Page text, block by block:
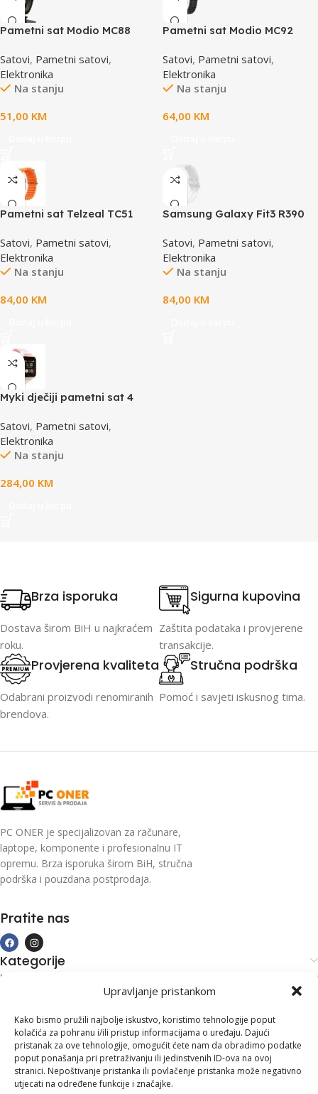
Upravljanje pristankom
Kako bismo pružili najbolje iskustvo, koristimo tehnologije poput
kolačića za pohranu i/ili pristup informacijama o uređaju. Dajući
pristanak za ove tehnologije, omogućit ćete nam da obradimo podatke
poput ponašanja pri pretraživanju ili jedinstvenih ID-ova na ovoj
stranici. Nepoštivanje pristanka ili povlačenje pristanka može negativno
utjecati na određene funkcije i značajke.
Pametni sat Modio MC88
Satovi, Pametni satovi,
Elektronika
Na stanju
51,00 KM
Pametni sat Modio MC92
Satovi, Pametni satovi,
Elektronika
Na stanju
64,00 KM
Pametni sat Telzeal TC51
Satovi, Pametni satovi,
Elektronika
Na stanju
84,00 KM
Samsung Galaxy Fit3 R390
Satovi, Pametni satovi,
Elektronika
Na stanju
84,00 KM
Myki dječiji pametni sat 4
LOCATION, CALLS, CHAT,
SOS
Satovi, Pametni satovi,
Elektronika
Na stanju
284,00 KM
Brza isporuka
Dostava širom BiH u najkraćem
roku.
Sigurna kupovina
Zaštita podataka i provjerene
transakcije.
Provjerena kvaliteta
Odabrani proizvodi renomiranih
brendova.
Stručna podrška
Pomoć i savjeti iskusnog tima.
PC ONER je specijalizovan za računare,
laptope, komponente i profesionalnu IT
opremu. Brza isporuka širom BiH, stručna
podrška i pouzdana postprodaja.
Pratite nas
Kategorije
Kupovina i podrška
Kontakt informacije
Branilaca Bosne, 75 300 Lukavac
+387 35 555 999
info@pconer.ba